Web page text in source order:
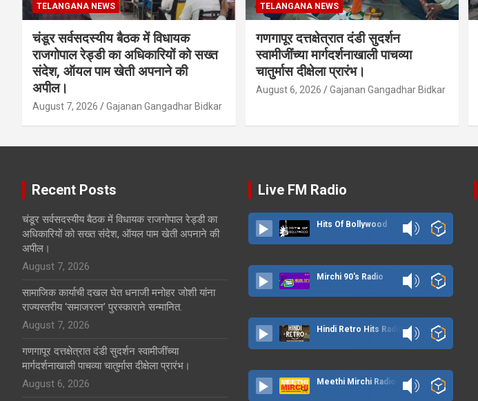
TELANGANA NEWS
चंडूर सर्वसदस्यीय बैठक में विधायक
राजगोपाल रेड्डी का अधिकारियों को सख्त
संदेश, ऑयल पाम खेती अपनाने की
अपील।
August 7, 2026 Gajanan Gangadhar Bidkar
TELANGANA NEWS
गणगापूर दत्तक्षेत्रात दंडी सुदर्शन
स्वामीजींच्या मार्गदर्शनाखाली पाचव्या
चातुर्मास दीक्षेला प्रारंभ।
August 6, 2026 Gajanan Gangadhar Bidkar
Recent Posts
चंडूर सर्वसदस्यीय बैठक में विधायक राजगोपाल रेड्डी का
अधिकारियों को सख्त संदेश, ऑयल पाम खेती अपनाने की
अपील।
August 7, 2026
सामाजिक कार्याची दखल घेत धनाजी मनोहर जोशी यांना
राज्यस्तरीय ‘समाजरत्न’ पुरस्काराने सन्मानित.
August 7, 2026
गणगापूर दत्तक्षेत्रात दंडी सुदर्शन स्वामीजींच्या
मार्गदर्शनाखाली पाचव्या चातुर्मास दीक्षेला प्रारंभ।
August 6, 2026
Live FM Radio
Hits Of Bollywood
Mirchi 90's Radio
Hindi Retro Hits Radio
Meethi Mirchi Radio